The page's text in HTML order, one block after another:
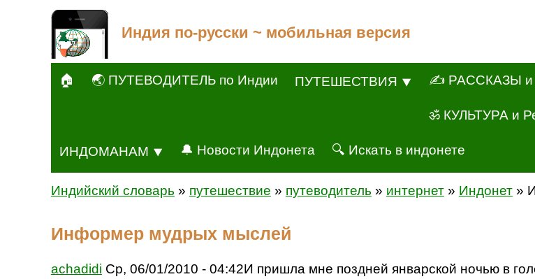
Индия по-русски ~ мобильная версия
🏠 🌏 ПУТЕВОДИТЕЛЬ по Индии ПУТЕШЕСТВИЯ ⯆ ✍ РАССКАЗЫ и
ॐ КУЛЬТУРА и
ИНДОМАНАМ ⯆ 🔔 Новости Индонета 🔍 Искать в индонете
Индийский словарь » путешествие » путеводитель » интернет» Индонет»
Информер мудрых мыслей
achadidi Ср, 06/01/2010 - 04:42И пришла мне поздней январской ночью в